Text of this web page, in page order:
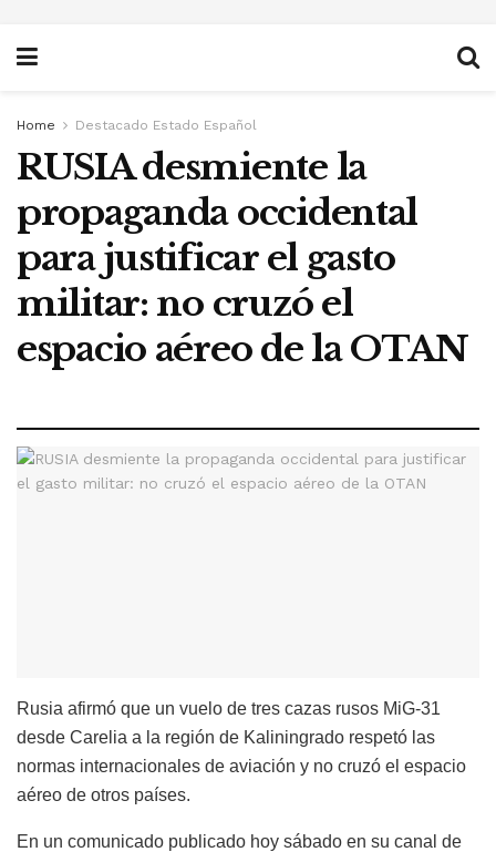
Home Destacado Estado Español
RUSIA desmiente la
propaganda occidental
para justificar el gasto
militar: no cruzó el
espacio aéreo de la OTAN
Rusia afirmó que un vuelo de tres cazas rusos MiG-31
desde Carelia a la región de Kaliningrado respetó las
normas internacionales de aviación y no cruzó el espacio
aéreo de otros países.
En un comunicado publicado hoy sábado en su canal de